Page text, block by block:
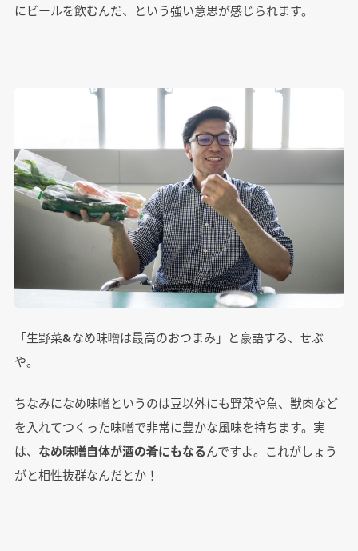
にビールを飲むんだ、という強い意思が感じられます。
「生野菜&なめ味噌は最高のおつまみ」と豪語する、せぶ
や。
ちなみになめ味噌というのは豆以外にも野菜や魚、獣肉など
を入れてつくった味噌で非常に豊かな風味を持ちます。実
は、 なめ味噌自体が酒の肴にもなるんですよ。これがしょう
がと相性抜群なんだとか！